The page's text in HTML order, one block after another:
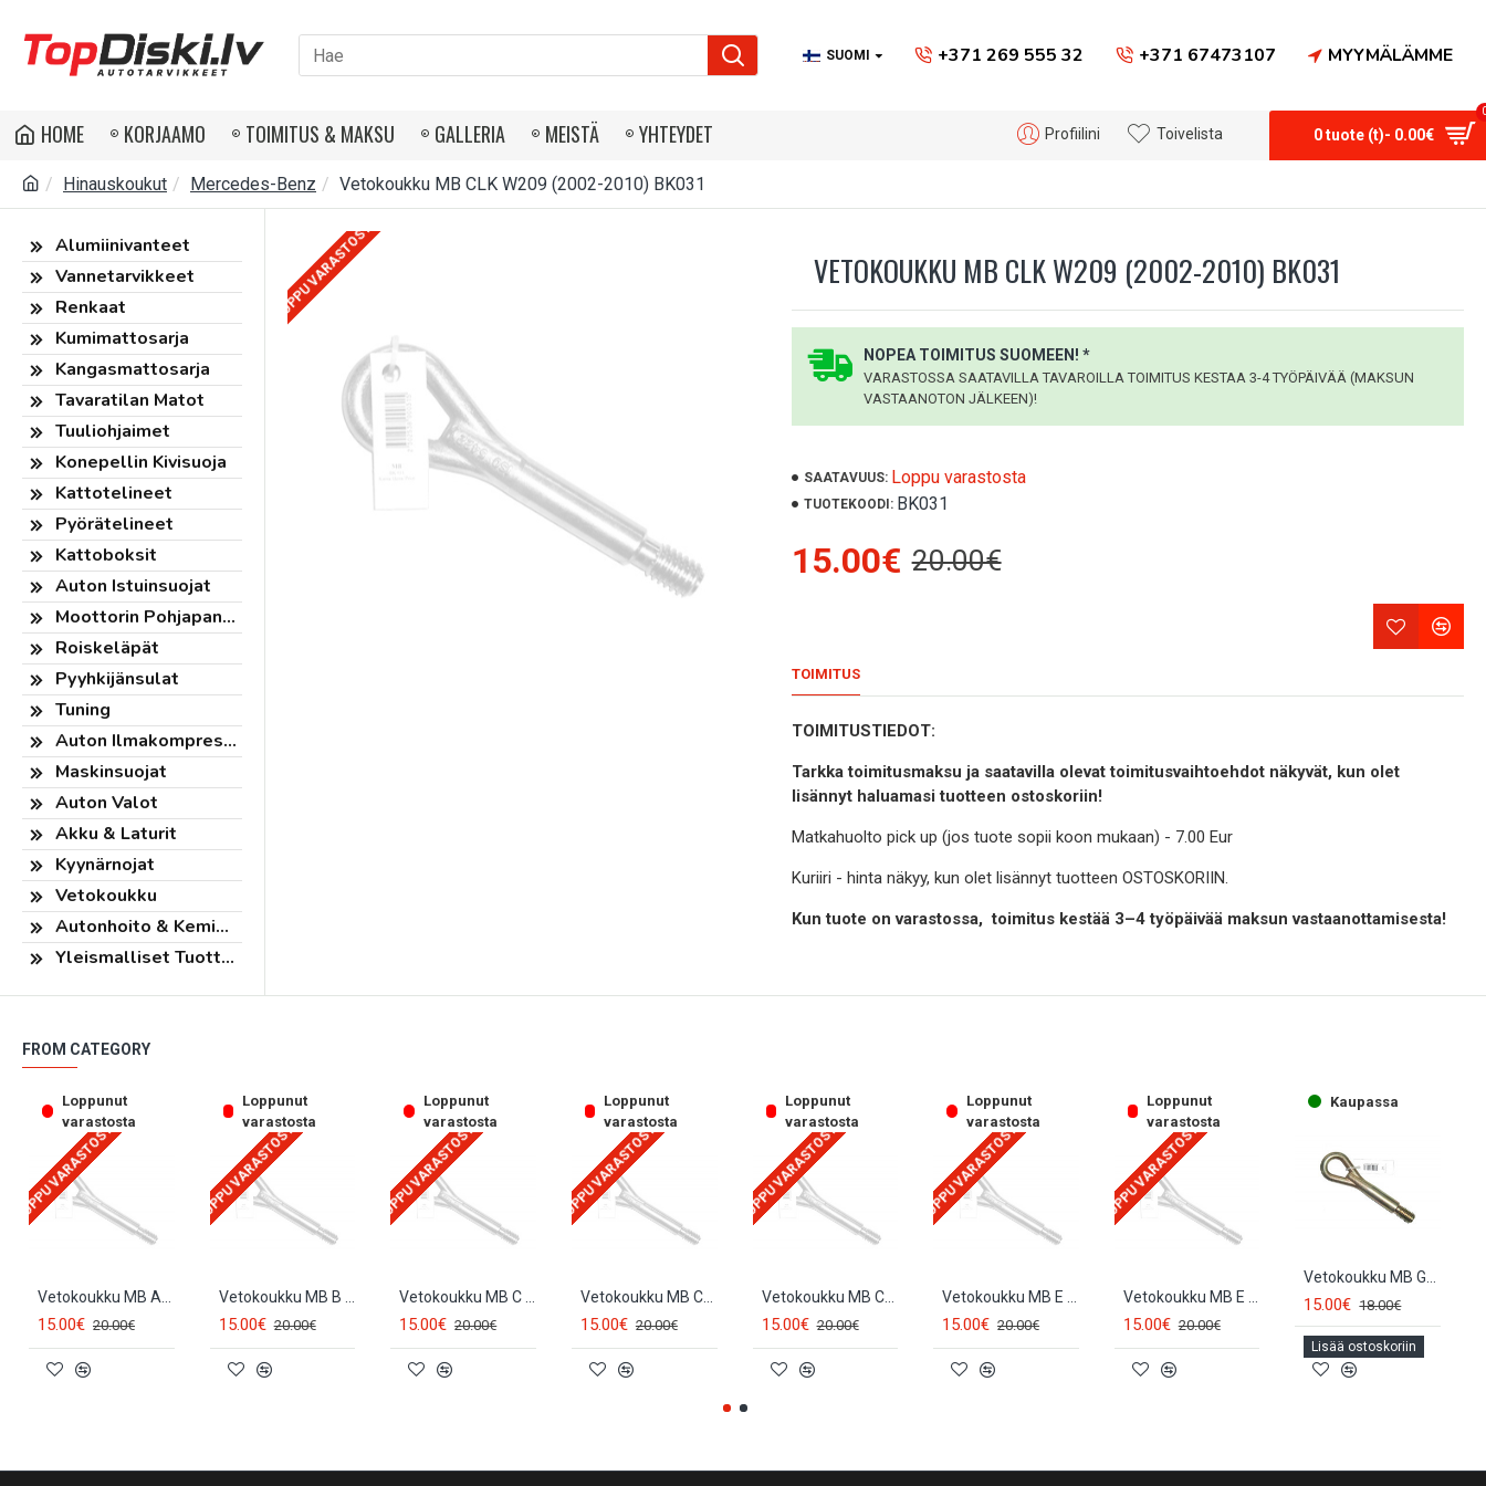
SUOMI +371 269 555 32 +371 67473107 MYYMÄLÄMME
HOME KORJAAMO TOIMITUS & MAKSU GALLERIA MEISTÄ YHTEYDET Profiilini Toivelista 0 tuote (t)- 0.00€
Hinauskoukut Mercedes-Benz Vetokoukku MB CLK W209 (2002-2010) BK031
Alumiinivanteet
Vannetarvikkeet
Renkaat
Kumimattosarja
Kangasmattosarja
Tavaratilan Matot
Tuuliohjaimet
Konepellin Kivisuoja
Kattotelineet
Pyörätelineet
Kattoboksit
Auton Istuinsuojat
Moottorin Pohjapanssari
Roiskeläpät
Pyyhkijänsulat
Tuning
Auton Ilmakompressorit
Maskinsuojat
Auton Valot
Akku & Laturit
Kyynärnojat
Vetokoukku
Autonhoito & Kemikaalit
Yleismalliset Tuotteet
LOPPU VARASTOSTA VETOKOUKKU MB CLK W209 (2002-2010) BK031
NOPEA TOIMITUS SUOMEEN! *
VARASTOSSA SAATAVILLA TAVAROILLA TOIMITUS KESTAA 3-4 TYÖPÄIVÄÄ (MAKSUN
VASTAANOTON JÄLKEEN)!
SAATAVUUS: Loppu varastosta
TUOTEKOODI: BK031
15.00€ 20.00€
TOIMITUS
TOIMITUSTIEDOT:
Tarkka toimitusmaksu ja saatavilla olevat toimitusvaihtoehdot näkyvät, kun olet
lisännyt haluamasi tuotteen ostoskoriin!
Matkahuolto pick up (jos tuote sopii koon mukaan) - 7.00 Eur
Kuriiri - hinta näkyy, kun olet lisännyt tuotteen OSTOSKORIIN.
Kun tuote on varastossa, toimitus kestää 3–4 työpäivää maksun vastaanottamisesta!
FROM CATEGORY
Loppunut
varastosta
LOPPU VARASTOSTA
15.00€ 20.00€
Loppunut
varastosta
LOPPU VARASTOSTA
15.00€ 20.00€
Loppunut
varastosta
LOPPU VARASTOSTA
15.00€ 20.00€
Loppunut
varastosta
LOPPU VARASTOSTA
Vetokoukku MB CL W215 (1999-2005) BK031
15.00€ 20.00€
Loppunut
varastosta
LOPPU VARASTOSTA
Vetokoukku MB CLS W219 (2005-2010) BK031
15.00€ 20.00€
Loppunut
varastosta
LOPPU VARASTOSTA
15.00€ 20.00€
Loppunut
varastosta
LOPPU VARASTOSTA
15.00€ 20.00€
Kaupassa
15.00€ 18.00€
Lisää ostoskoriin